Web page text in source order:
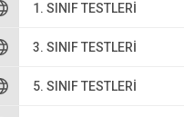
1. SINIF TESTLERI
3. SINIF TESTLERI
5. SINIF TESTLERI